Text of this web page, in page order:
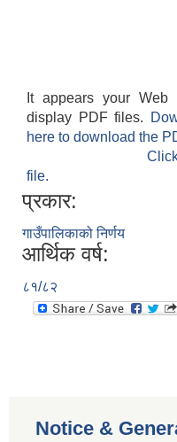
It appears your
display PDF files.
here to download the
file.
प्रकार:
गाउँपालिकाको निर्णय
आर्थिक वर्ष:
८१/८२
Notice &